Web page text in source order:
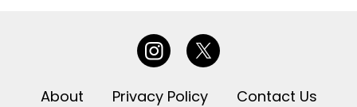
About Privacy Policy Contact Us